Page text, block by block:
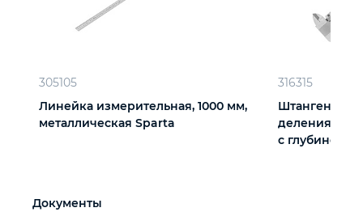
305105
Линейка измерительная, 1000 мм,
металлическая Sparta
316315
деления 0.02
с
Документы